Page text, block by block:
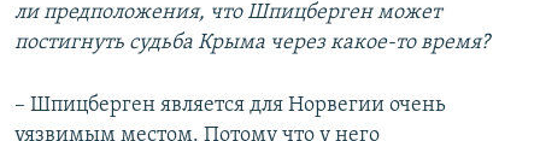
ли предположения, что Шпицберген может
постигнуть судьба Крыма через какое-то время?
– Шпицберген является для Норвегии очень
уязвимым местом. Потому что у него